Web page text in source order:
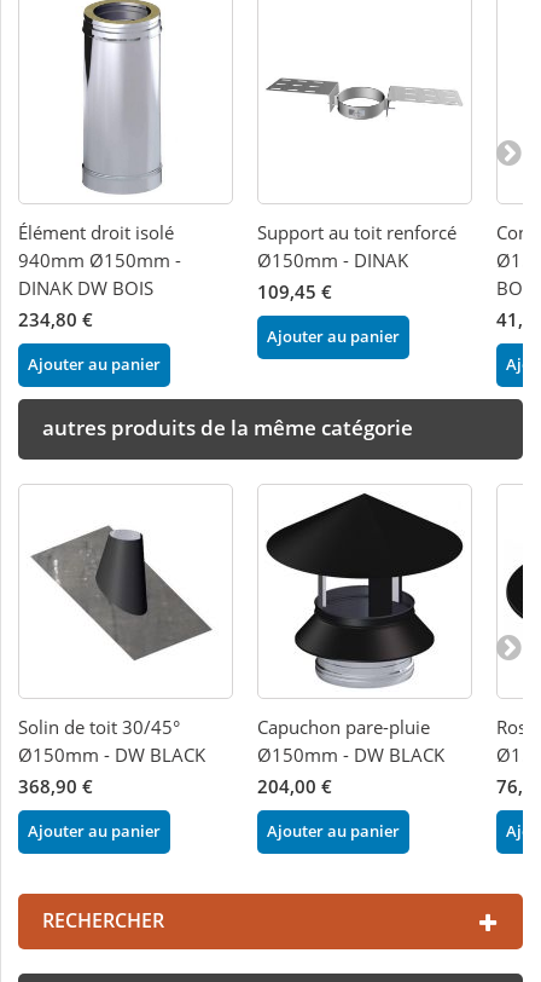
Élément droit isolé
940mm Ø150mm -
DINAK DW BOIS
234,80 €
Ajouter au panier
Support au toit renforcé
Ø150mm - DINAK
109,45 €
Ajouter au panier
BOIS
autres produits de la même catégorie
Solin de toit 30/45°
Ø150mm - DW BLACK
368,90 €
Ajouter au panier
Capuchon pare-pluie
Ø150mm - DW BLACK
204,00 €
Ajouter au panier
RECHERCHER